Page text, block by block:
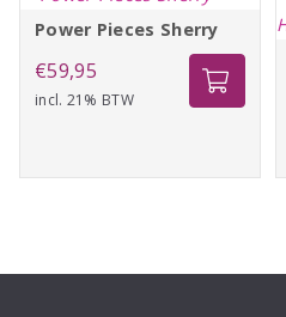
Power Pieces Sherry
€59,95
incl. 21% BTW